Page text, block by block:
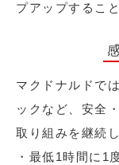
プアップするこ
マクドナルドで
ックなど、安全
取り組みを継続
・最低1時間に1